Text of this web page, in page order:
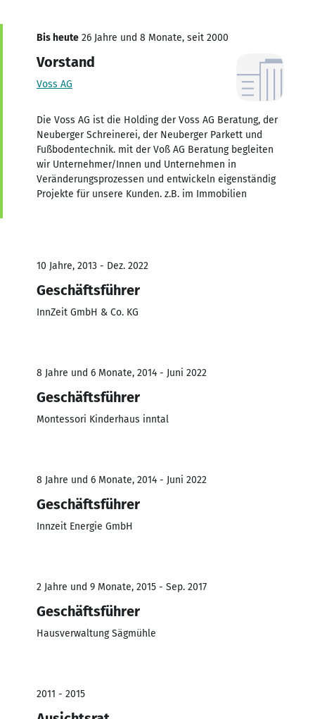
Bis heute 26 Jahre und 8 Monate, seit 2000
Vorstand
Voss AG
Die Voss AG ist die Holding der Voss AG Beratung, der
Neuberger Schreinerei, der Neuberger Parkett und
Fußbodentechnik. mit der Voß AG Beratung begleiten
wir Unternehmer/Innen und Unternehmen in
Veränderungsprozessen und entwickeln eigenständig
Projekte für unsere Kunden. z.B. im Immobilien
10 Jahre, 2013 - Dez. 2022
Geschäftsführer
InnZeit GmbH & Co. KG
8 Jahre und 6 Monate, 2014 - Juni 2022
Geschäftsführer
Montessori Kinderhaus inntal
8 Jahre und 6 Monate, 2014 - Juni 2022
Geschäftsführer
Innzeit Energie GmbH
2 Jahre und 9 Monate, 2015 - Sep. 2017
Geschäftsführer
Hausverwaltung Sägmühle
2011 - 2015